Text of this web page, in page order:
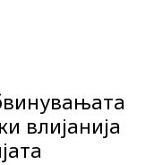
влијанија